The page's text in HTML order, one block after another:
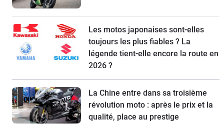
Les motos japonaises sont-elles
toujours les plus fiables ? La
légende tient-elle encore la route en
2026 ?
La Chine entre dans sa troisième
révolution moto : après le prix et la
qualité, place au prestige